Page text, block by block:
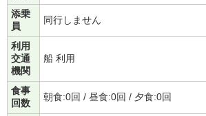
添乗
員
同行しません
利用
交通
機関
船 利用
食事
回数
朝食:0回 / 昼食:0回 / 夕食:0回